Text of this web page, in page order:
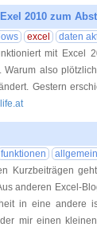
2010 zum
excel daten
mit Excel
Warum also
Gestern
funktionen allgemein
Kurzbeiträgen
anderen Excel-
in eine andere
mir einen